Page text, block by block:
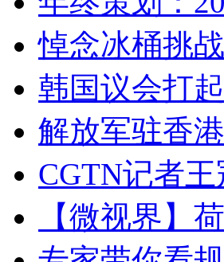
悼念冰桶挑
韩国议会打
解放军驻香
CGTN记者
【微视界】